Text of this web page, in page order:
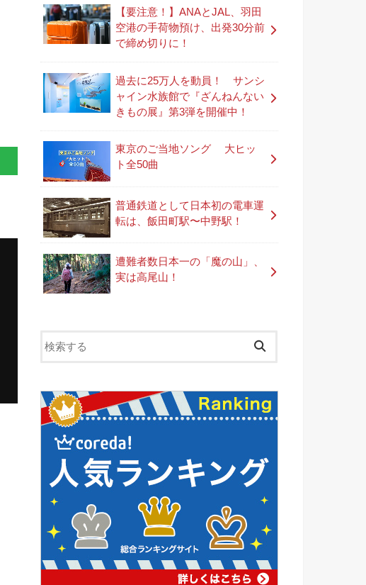
【要注意！】ANAとJAL、羽田
空港の手荷物預け、出発30分前
で締め切りに！
過去に25万人を動員！ サンシ
ャイン水族館で『ざんねんない
きもの展』第3弾を開催中！
東京のご当地ソング 大ヒッ
ト全50曲
普通鉄道として日本初の電車運
転は、飯田町駅〜中野駅！
遭難者数日本一の「魔の山」、
実は高尾山！